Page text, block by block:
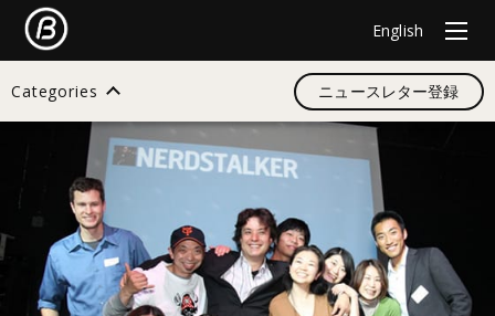
English
Categories
検索
すべて
ニュースレター登録